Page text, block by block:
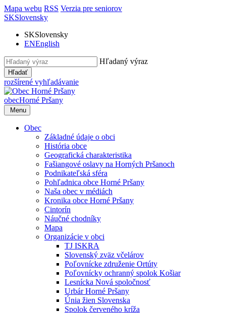
Mapa webu RSS Verzia pre seniorov
SKSlovensky
SKSlovensky
ENEnglish
Hľadaný výraz
Hľadať
rozšírené vyhľadávanie
obecHorné Pršany
Menu
Obec
Základné údaje o obci
História obce
Geografická charakteristika
Fašiangové oslavy na Horných Pršanoch
Podnikateľská sféra
Pohľadnica obce Horné Pršany
Naša obec v médiách
Kronika obce Horné Pršany
Cintorín
Náučné chodníky
Mapa
Organizácie v obci
TJ ISKRA
Slovenský zväz včelárov
Poľovnícke združenie Ortúty
Poľovnícky ochranný spolok Košiar
Lesnícka Nová spoločnosť
Urbár Horné Pršany
Únia žien Slovenska
Spolok červeného kríža